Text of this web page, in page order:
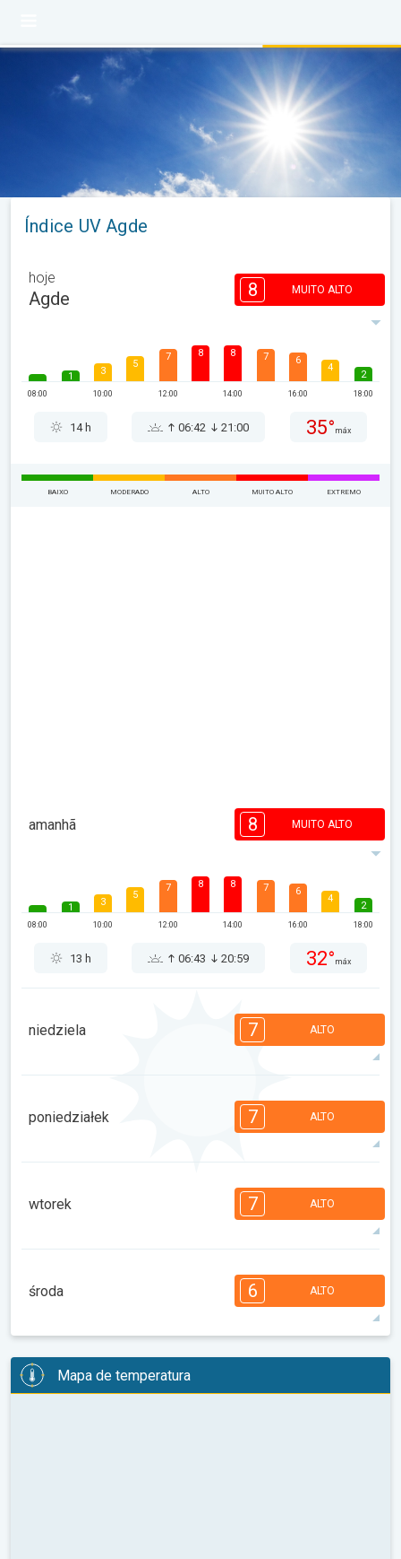
Índice UV Agde
hoje
Agde 8 MUITO ALTO
08:00
1 3
10:00
5
7
12:00
8 8
14:00
7 6
16:00
4
2
18:00
14 h 06:42 21:00 35° máx
BAIXO MODERADO ALTO MUITO ALTO EXTREMO
amanhã 8 MUITO ALTO
08:00
1 3
10:00
5
7
12:00
8 8
14:00
7 6
16:00
4
2
18:00
13 h 06:43 20:59 32° máx
niedziela 7 ALTO
08:00
1 1
14:00
4 3
8 h 06:44 20:58 30°máx
poniedziałek 7 ALTO
14:00
4 3
11 h 06:45 20:56 31°máx
wtorek 7 ALTO
14:00
3
11 h 06:46 20:55 31°máx
środa 6 ALTO
1
08:00
4 3
Mapa de temperatura